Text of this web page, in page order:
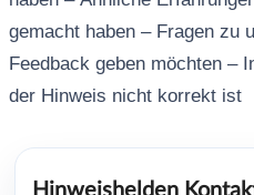
gemacht haben – Fragen zu
Feedback geben möchten –
der Hinweis nicht korrekt ist